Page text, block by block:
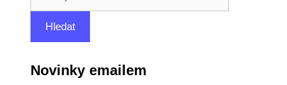
Novinky emailem